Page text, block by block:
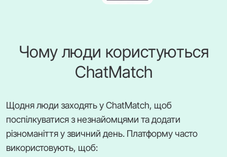
Чому люди користуються
ChatMatch
Щодня люди заходять у ChatMatch, щоб
поспілкуватися з незнайомцями та додати
різноманіття у звичний день. Платформу часто
використовують, щоб: